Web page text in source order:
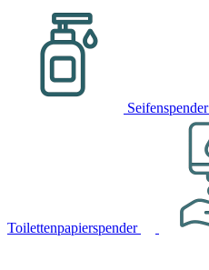
Seifenspender
Toilettenpapierspender